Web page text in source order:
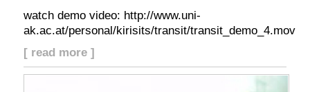
watch demo video: http://www.uni-
ak.ac.at/personal/kirisits/transit/transit_demo_4.mov
[ read more ]